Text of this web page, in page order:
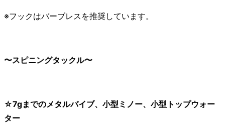
※フックはバーブレスを推奨しています。
〜スピニングタックル〜
☆7gまでのメタルバイブ、小型ミノー、小型トップウォー
ター